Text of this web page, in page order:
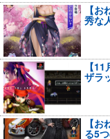
【
秀な
【
ザラ
【
る5